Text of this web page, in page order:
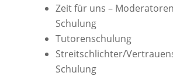
Zeit für uns – Moderatoren
Schulung
Tutorenschulung
Streitschlichter/
Schulung